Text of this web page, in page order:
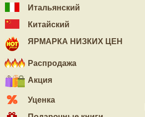
Итальянский
Китайский
ЯРМАРКА НИЗКИХ ЦЕН
Распродажа
Акция
Уценка